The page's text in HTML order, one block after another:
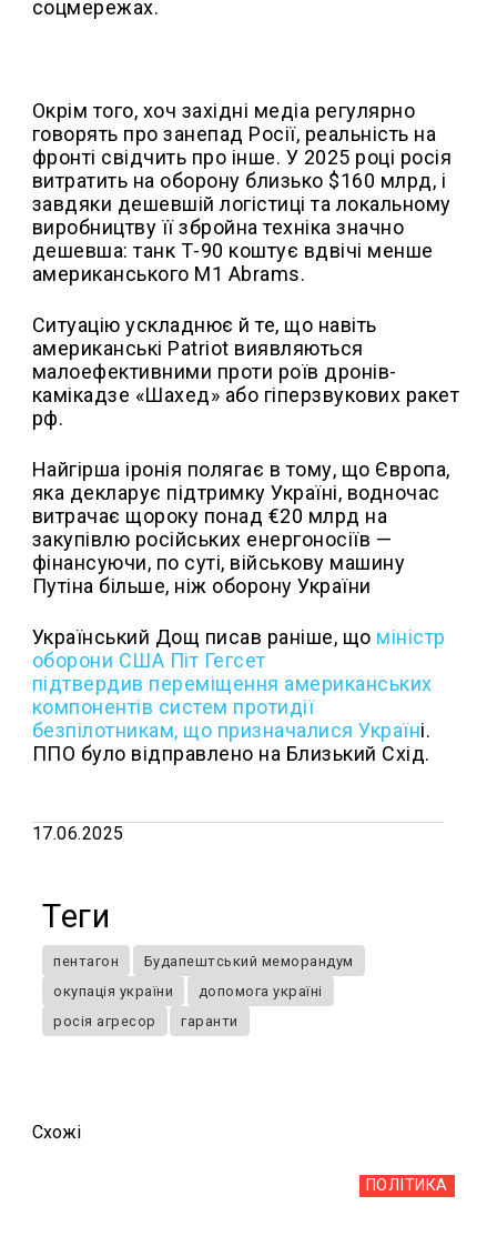
соцмережах.
Окрім того, хоч західні медіа регулярно
говорять про занепад Росії, реальність на
фронті свідчить про інше. У 2025 році росія
витратить на оборону близько $160 млрд, і
завдяки дешевшій логістиці та локальному
виробництву її збройна техніка значно
дешевша: танк Т-90 коштує вдвічі менше
американського M1 Abrams.
Ситуацію ускладнює й те, що навіть
американські Patriot виявляються
малоефективними проти роїв дронів-
камікадзе «Шахед» або гіперзвукових ракет
рф.
Найгірша іронія полягає в тому, що Європа,
яка декларує підтримку Україні, водночас
витрачає щороку понад €20 млрд на
закупівлю російських енергоносіїв —
фінансуючи, по суті, військову машину
Путіна більше, ніж оборону України
Український Дощ писав раніше, що міністр
оборони США Піт Гегсет
підтвердив переміщення американських
компонентів систем протидії
безпілотникам, що призначалися Україні.
ППО було відправлено на Близький Схід.
17.06.2025
Теги
пентагон
Будапештський меморандум
окупація україни
допомога україні
росія агресор
гаранти
Схожi
ПОЛІТИКА